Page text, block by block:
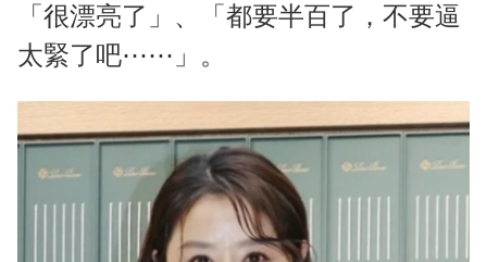
「很漂亮了」、「都要半百了，不要逼
太緊了吧⋯⋯」。